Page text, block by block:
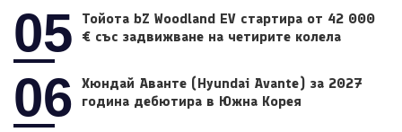
05
Тойота bZ Woodland EV стартира от 42 000
€ със задвижване на четирите колела
06
Хюндай Аванте (Hyundai Avante) за 2027
година дебютира в Южна Корея